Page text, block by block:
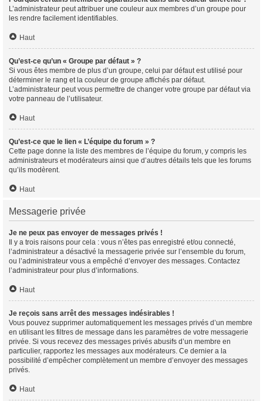
L’administrateur peut attribuer une couleur aux membres d’un groupe pour
les rendre facilement identifiables.
Haut
Qu’est-ce qu’un « Groupe par défaut » ?
Si vous êtes membre de plus d’un groupe, celui par défaut est utilisé pour
déterminer le rang et la couleur de groupe affichés par défaut.
L’administrateur peut vous permettre de changer votre groupe par défaut via
votre panneau de l’utilisateur.
Haut
Qu’est-ce que le lien « L’équipe du forum » ?
Cette page donne la liste des membres de l’équipe du forum, y compris les
administrateurs et modérateurs ainsi que d’autres détails tels que les forums
qu’ils modèrent.
Haut
Messagerie privée
Je ne peux pas envoyer de messages privés !
Il y a trois raisons pour cela : vous n’êtes pas enregistré et/ou connecté,
l’administrateur a désactivé la messagerie privée sur l’ensemble du forum,
ou l’administrateur vous a empêché d’envoyer des messages. Contactez
l’administrateur pour plus d’informations.
Haut
Je reçois sans arrêt des messages indésirables !
Vous pouvez supprimer automatiquement les messages privés d’un membre
en utilisant les filtres de message dans les paramètres de votre messagerie
privée. Si vous recevez des messages privés abusifs d’un membre en
particulier, rapportez les messages aux modérateurs. Ce dernier a la
possibilité d’empêcher complètement un membre d’envoyer des messages
privés.
Haut